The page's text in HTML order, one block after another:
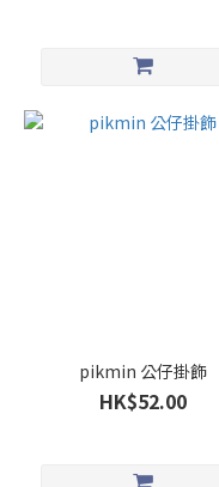
pikmin 公仔掛飾
HK$52.00